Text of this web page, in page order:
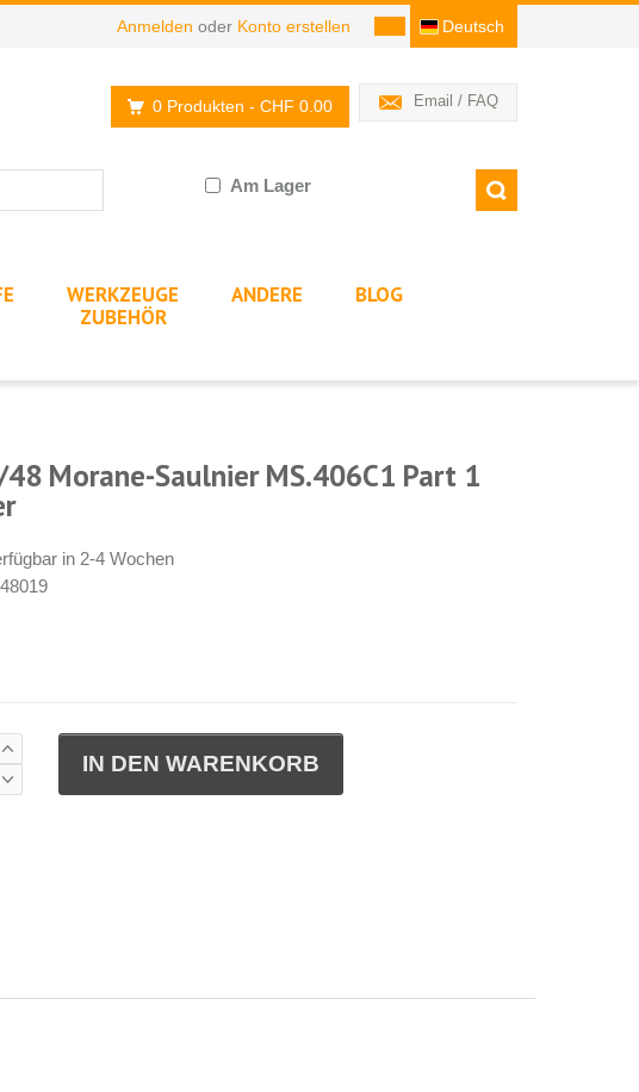
Deutsch
Anmelden oder Konto erstellen
Email / FAQ
0 Produkten - CHF 0.00
Am Lager
WERKZEUGE
ZUBEHÖR
ANDERE BLOG
Morane-Saulnier MS.406C1 Part 1
in 2-4 Wochen